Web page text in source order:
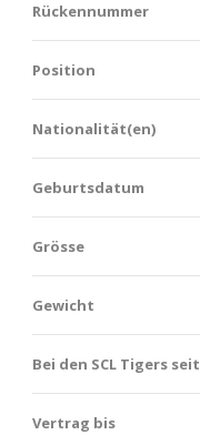
Rückennummer
Position
Nationalität(en)
Geburtsdatum
Grösse
Gewicht
Bei den SCL Tigers seit
Vertrag bis